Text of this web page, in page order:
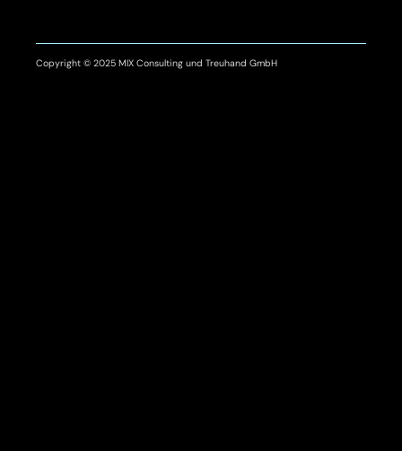
Copyright © 2025 MIX Consulting und Treuhand GmbH